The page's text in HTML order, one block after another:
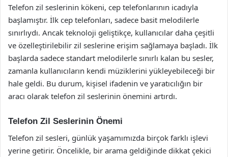
Telefon zil seslerinin kökeni, cep telefonlarının icadıyla
başlamıştır. İlk cep telefonları, sadece basit melodilerle
sınırlıydı. Ancak teknoloji geliştikçe, kullanıcılar daha çeşitli
ve özelleştirilebilir zil seslerine erişim sağlamaya başladı. İlk
başlarda sadece standart melodilerle sınırlı kalan bu sesler,
zamanla kullanıcıların kendi müziklerini yükleyebileceği bir
hale geldi. Bu durum, kişisel ifadenin ve yaratıcılığın bir
aracı olarak telefon zil seslerinin önemini artırdı.
Telefon Zil Seslerinin Önemi
Telefon zil sesleri, günlük yaşamımızda birçok farklı işlevi
yerine getirir. Öncelikle, bir arama geldiğinde dikkat çekici